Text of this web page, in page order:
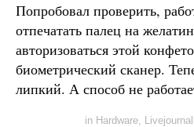
Попробовал проверить,
отпечатать палец на
авторизоваться этой
биометрический сканер.
липкий. А способ не
in Hardware, Livejournal